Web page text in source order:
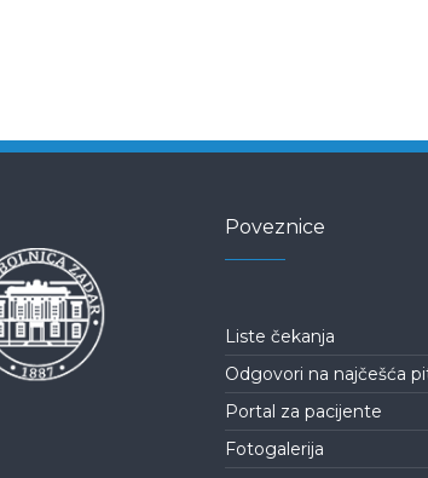
Poveznice
Liste čekanja
Odgovori na najčešća
Portal za pacijente
Fotogalerija